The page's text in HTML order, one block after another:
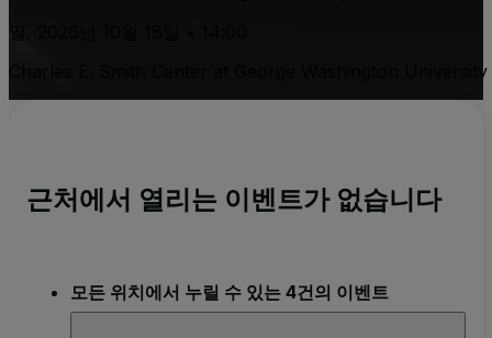
일, 2026년 10월 18일 • 14:00
Charles E. Smith Center at George Washington University
근처에서 열리는 이벤트가 없습니다
모든 위치에서 누릴 수 있는 4건의 이벤트